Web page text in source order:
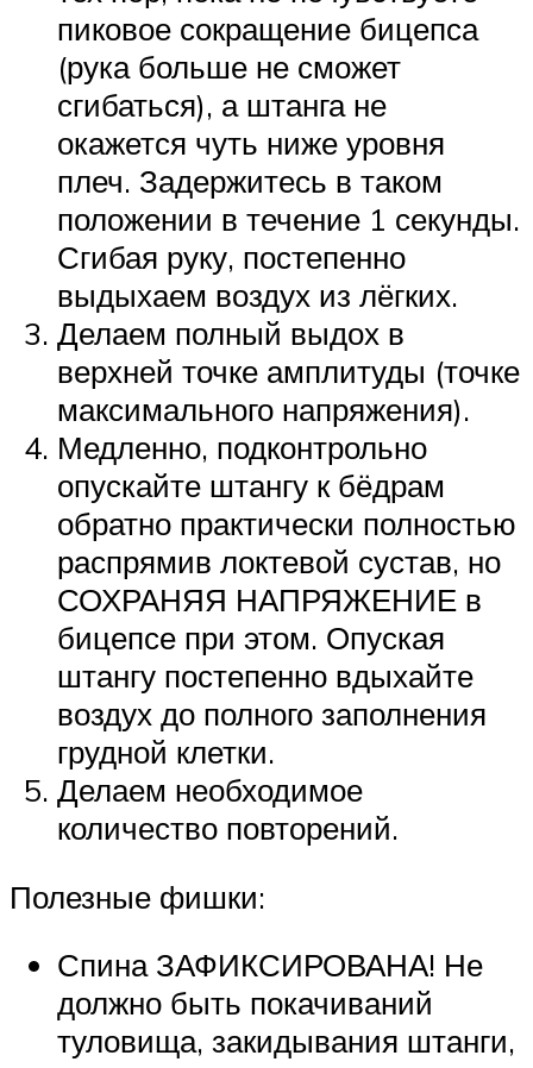
пиковое сокращение бицепса
(рука больше не сможет
сгибаться), а штанга не
окажется чуть ниже уровня
плеч. Задержитесь в таком
положении в течение 1 секунды.
Сгибая руку, постепенно
выдыхаем воздух из лёгких.
Делаем полный выдох в
верхней точке амплитуды (точке
максимального напряжения).
Медленно, подконтрольно
опускайте штангу к бёдрам
обратно практически полностью
распрямив локтевой сустав, но
СОХРАНЯЯ НАПРЯЖЕНИЕ в
бицепсе при этом. Опуская
штангу постепенно вдыхайте
воздух до полного заполнения
грудной клетки.
Делаем необходимое
количество повторений.
Полезные фишки:
Спина ЗАФИКСИРОВАНА! Не
должно быть покачиваний
туловища, закидывания штанги,